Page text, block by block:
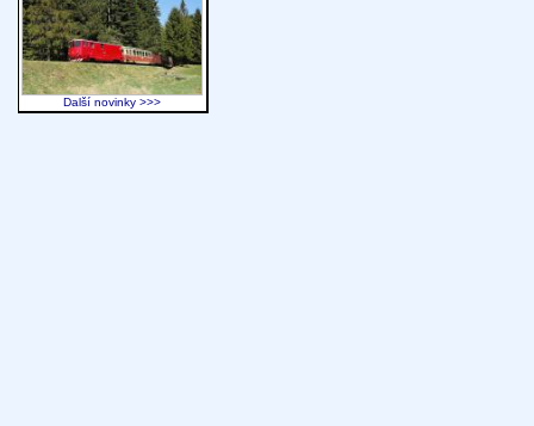
Další novinky >>>